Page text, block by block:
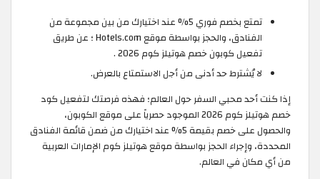
تمتع بخصم فوري 5% عند اختيارك من بين مجموعة من
الفنادق، والحجز بواسطة موقع Hotels.com ؛ عن طريق
تفعيل كوبون خصم هوتيلز كوم 2026 .
لا يُشترط حد أدنى من أجل الاستمتاع بالعرض.
إذا كنت أحد محبي السفر حول العالم؛ فهذه فرصتك لتفعيل كود
خصم هوتيلز كوم 2026 الموجود حصرياً على موقع الكوبون،
والحصول على خصم بقيمة 5% عند اختيارك من ضمن قائمة الفنادق
المحددة، وإجراء الحجز بواسطة موقع هوتيلز كوم الإمارات العربية
من أي مكان في العالم.